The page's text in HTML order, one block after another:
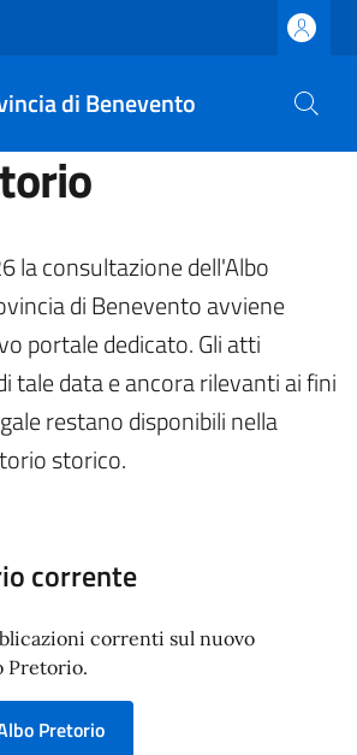
di Benevento
la consultazione dell'Albo
di Benevento avviene
portale dedicato. Gli atti
tale data e ancora rilevanti ai fini
restano disponibili nella
storico.
corrente
correnti sul nuovo
Pretorio.
Pretorio